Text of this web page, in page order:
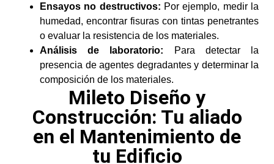
Ensayos no destructivos: Por ejemplo, medir la
humedad, encontrar fisuras con tintas penetrantes
o evaluar la resistencia de los materiales.
Análisis de laboratorio: Para detectar la
presencia de agentes degradantes y determinar la
composición de los materiales.
Mileto Diseño y
Construcción: Tu aliado
en el Mantenimiento de
tu Edificio